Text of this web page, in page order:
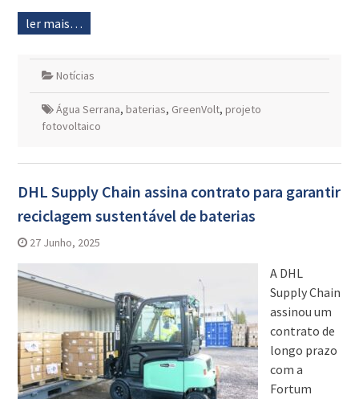
ler mais…
Notícias
Água Serrana, baterias, GreenVolt, projeto
fotovoltaico
DHL Supply Chain assina contrato para garantir
reciclagem sustentável de baterias
27 Junho, 2025
A DHL
Supply Chain
assinou um
contrato de
longo prazo
com a
Fortum